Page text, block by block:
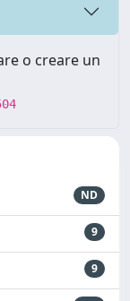
o creare un
ND
9
9